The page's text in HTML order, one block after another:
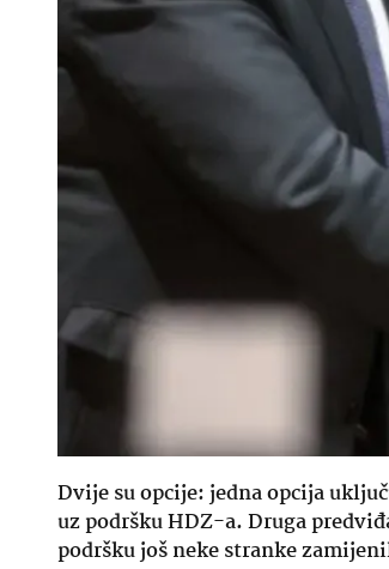
Dvije su opcije: jedna opcija
uz podršku HDZ-a. Druga
podršku još neke stranke